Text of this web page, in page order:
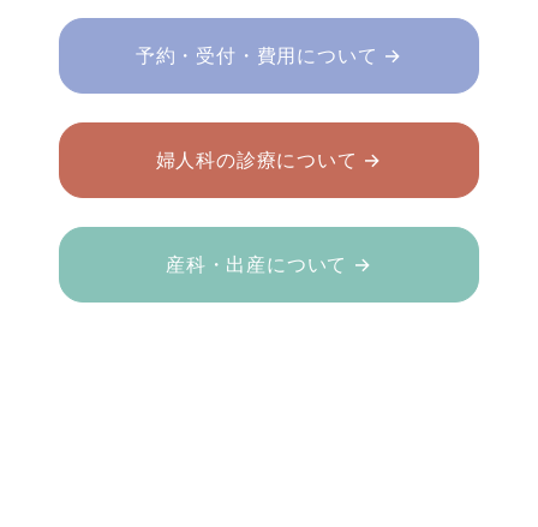
予約・受付・費用について →
婦人科の診療について →
産科・出産について →